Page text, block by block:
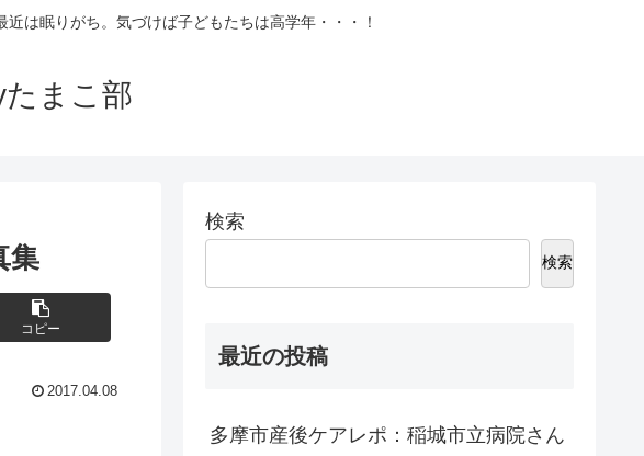
は眠りがち。気づけば子どもたちは高学年・・・！
まこ部
集
コピー
2017.04.08
検索
検索
最近の投稿
多摩市産後ケアレポ：稲城市立病院さん